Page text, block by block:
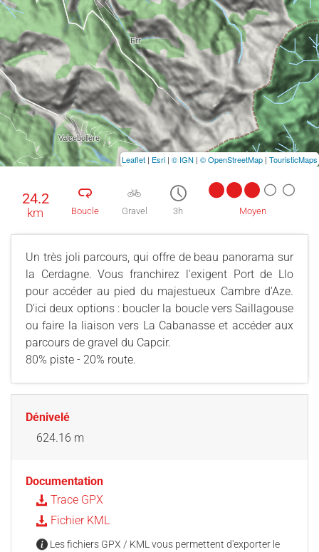
24.2
km Boucle Gravel 3h Moyen
Un très joli parcours, qui offre de beau panorama sur
la Cerdagne. Vous franchirez l'exigent Port de Llo
pour accéder au pied du majestueux Cambre d'Aze.
D'ici deux options : boucler la boucle vers Saillagouse
ou faire la liaison vers La Cabanasse et accéder aux
parcours de gravel du Capcir.
80% piste - 20% route.
Dénivelé
624.16 m
Documentation
Trace GPX
Fichier KML
Les fichiers GPX / KML vous permettent d'exporter le
Leaflet | Esri | © IGN | © OpenStreetMap | TouristicMaps